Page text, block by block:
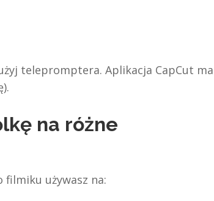
telepromptera. Aplikacja CapCut ma
na różne
filmiku używasz na: